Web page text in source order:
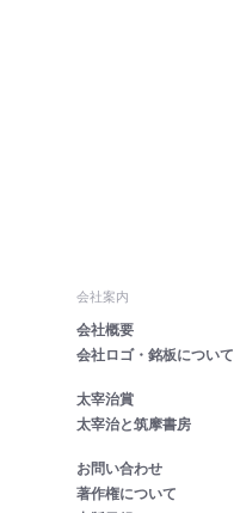
会社案内
会社概要
会社ロゴ・銘板について
太宰治賞
太宰治と筑摩書房
お問い合わせ
著作権について